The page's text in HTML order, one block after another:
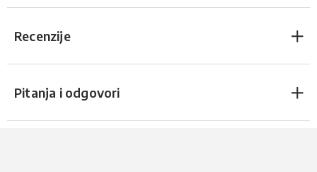
Recenzije
Pitanja i odgovori